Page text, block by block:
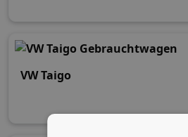
VW Taigo